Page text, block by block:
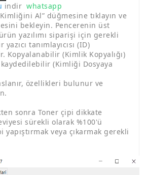
indir whatsapp
Kimliğini Al” düğmesine tıklayın ve
bekleyin. Pencerenin üst
yazılımı siparişi için gerekli
tanımlayıcısı (ID)
Kopyalanabilir (Kimlik Kopyalığı)
(Kimliği Dosyaya
özellikleri bulunur ve
sonra Toner çipi dikkate
sürekli olarak %100'ü
yapıştırmak veya çıkarmak gerekli